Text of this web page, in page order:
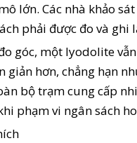
lớn. Các nhà khảo
phải được đo và ghi
góc, một lyodolite
hơn, chẳng hạn
bộ trạm cung cấp
phạm vi ngân sách